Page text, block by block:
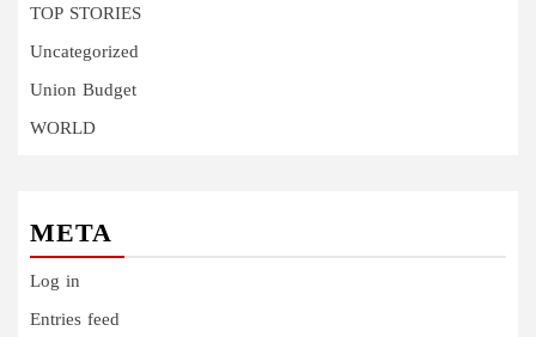
TOP STORIES
Uncategorized
Union Budget
WORLD
META
Log in
Entries feed